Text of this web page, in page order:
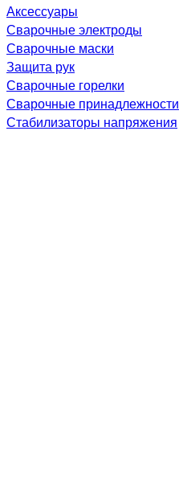
Аксессуары
Сварочные электроды
Сварочные маски
Защита рук
Сварочные горелки
Сварочные принадлежности
Стабилизаторы напряжения